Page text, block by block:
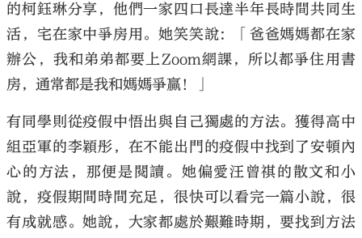
的柯鈺琳分享，他們一家四口長達半年長時間共同生
活，宅在家中爭房用。她笑笑說：「爸爸媽媽都在家
辦公，我和弟弟都要上Zoom網課，所以都爭住用書
房，通常都是我和媽媽爭贏！」
有同學則從疫假中悟出與自己獨處的方法。獲得高中
組亞軍的李穎彤，在不能出門的疫假中找到了安頓內
心的方法，那便是閱讀。她偏愛汪曾祺的散文和小
說，疫假期間時間充足，很快可以看完一篇小說，很
有成就感。她說，大家都處於艱難時期，要找到方法